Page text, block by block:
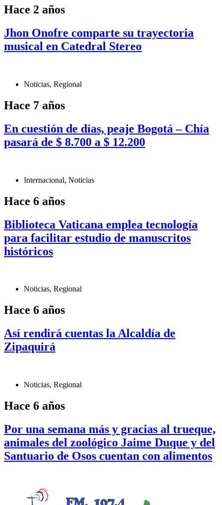
Hace 2 años
Jhon Onofre comparte su trayectoria
musical en Catedral Stereo
Noticias, Regional
Hace 7 años
En cuestión de días, peaje Bogotá – Chía
pasará de $ 8.700 a $ 12.200
Internacional, Noticias
Hace 6 años
Biblioteca Vaticana emplea tecnología
para facilitar estudio de manuscritos
históricos
Noticias, Regional
Hace 6 años
Así rendirá cuentas la Alcaldía de
Zipaquirá
Noticias, Regional
Hace 6 años
Por una semana más y gracias al trueque,
animales del zoológico Jaime Duque y del
Santuario de Osos cuentan con alimentos